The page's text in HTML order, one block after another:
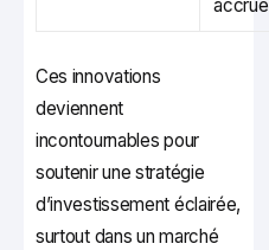
accrue
Ces innovations
deviennent
incontournables pour
soutenir une stratégie
d’investissement éclairée,
surtout dans un marché